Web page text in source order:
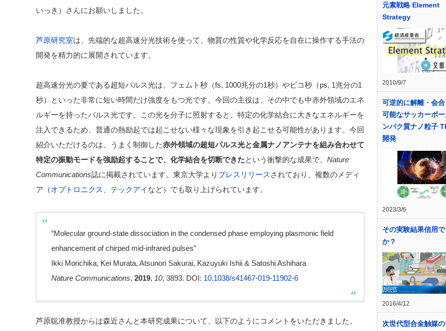
いっき）さんにお願いしました。
芦原研究室は、先端的な超高速分光技術を使って、物質の性質や化学反応を自在に操作する手法の
開発を精力的に展開されています。
超高速分光の要である超短パルス光は、フェムト秒（fs, 1000兆分の1秒）やピコ秒（ps, 1兆分の1
秒）といった非常に短い時間だけ強度をもつ光です。今回の主役は、その中でも中赤外領域のエネ
ルギーを持ったパルス光です。この光を分子に照射すると、特定の化学結合に大きなエネルギーを
注入できるため、普通の熱励起では起こせない様々な現象を引き起こせる可能性があります。今回
紹介いただけるのは、うまく制御した赤外領域の超短パルス光と金属ナノアンテナを組み合わせて
特定の振動モードを強励起することで、化学結合を切断できたという衝撃的な成果で、 Nature
Communications誌に掲載されています。東京大学より プレスリリース されており、複数のメディ
ア（オプトロニクス テックアイなど）でも取り上げられています。
“Molecular ground-state dissociation in the condensed phase employing plasmonic field
enhancement of chirped mid-infrared pulses”
Ikki Morichika, Kei Murata, Atsunori Sakurai, Kazuyuki Ishii & Satoshi Ashihara
Nature Communications, 2019, 10, 3893. DOI: 10.1038/s41467-019-11902-6
芦原聡准教授からは森近さんと本研究成果について、以下のようにコメントをいただきました。
元素戦略 Element
Strategy
2010/9/7
可逆的に解離・会
可能なサッカーボ
ンパク質ナノ粒子
開発
2023/3/6
その実験結果信用
か？
2016/4/12
次世代型合金触媒